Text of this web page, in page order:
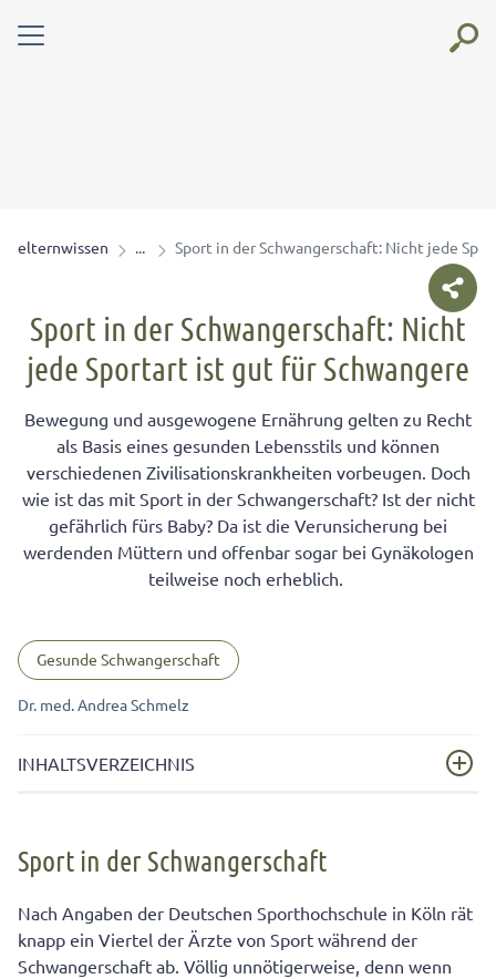
elternwissen Sport in der Schwangerschaft: Nicht jede
Sport in der Schwangerschaft: Nicht
jede Sportart ist gut für Schwangere
Bewegung und ausgewogene Ernährung gelten zu Recht
als Basis eines gesunden Lebensstils und können
verschiedenen Zivilisationskrankheiten vorbeugen. Doch
wie ist das mit Sport in der Schwangerschaft? Ist der nicht
gefährlich fürs Baby? Da ist die Verunsicherung bei
werdenden Müttern und offenbar sogar bei Gynäkologen
teilweise noch erheblich.
Gesunde Schwangerschaft
Dr. med. Andrea Schmelz
INHALTSVERZEICHNIS
Das sollten Sie bei Sport in der Schwangerschaft
Geeignete Sportarten für die Schwangerschaft
Sport in der Schwangerschaft
Nach Angaben der Deutschen Sporthochschule in Köln rät
knapp ein Viertel der Ärzte von Sport während der
Schwangerschaft ab. Völlig unnötigerweise, denn wenn